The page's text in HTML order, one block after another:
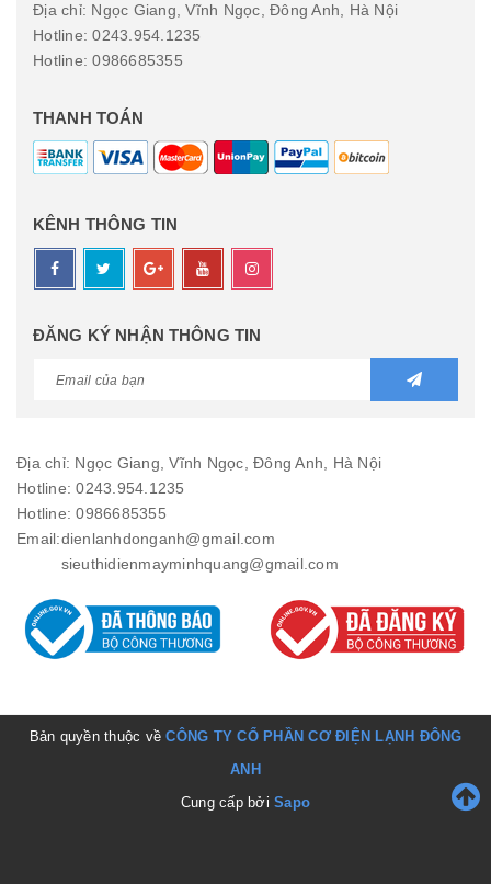
Địa chỉ: Ngọc Giang, Vĩnh Ngọc, Đông Anh, Hà Nội
Hotline: 0243.954.1235
Hotline: 0986685355
THANH TOÁN
KÊNH THÔNG TIN
ĐĂNG KÝ NHẬN THÔNG TIN
Địa chỉ: Ngọc Giang, Vĩnh Ngọc, Đông Anh, Hà Nội
Hotline: 0243.954.1235
Hotline: 0986685355
Email:dienlanhdonganh@gmail.com
sieuthidienmayminhquang@gmail.com
Bản quyền thuộc vềCÔNG TY CỔ PHẦN CƠ ĐIỆN LẠNH ĐÔNG
ANH
Cung cấp bởiSapo